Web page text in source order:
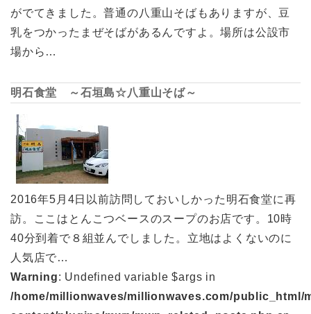
がでてきました。普通の八重山そばもありますが、豆
乳をつかったまぜそばがあるんですよ。場所は公設市
場から…
明石食堂 ～石垣島☆八重山そば～
2016年5月4日以前訪問しておいしかった明石食堂に再
訪。ここはとんこつベースのスープのお店です。10時
40分到着で８組並んでしました。立地はよくないのに
人気店で…
Warning: Undefined variable $args in
/home/millionwaves/millionwaves.com/public_html/